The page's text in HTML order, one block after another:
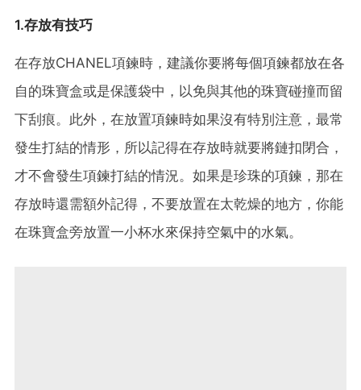
1.存放有技巧
在存放CHANEL項鍊時，建議你要將每個項鍊都放在各
自的珠寶盒或是保護袋中，以免與其他的珠寶碰撞而留
下刮痕。此外，在放置項鍊時如果沒有特別注意，最常
發生打結的情形，所以記得在存放時就要將鏈扣閉合，
才不會發生項鍊打結的情況。如果是珍珠的項鍊，那在
存放時還需額外記得，不要放置在太乾燥的地方，你能
在珠寶盒旁放置一小杯水來保持空氣中的水氣。